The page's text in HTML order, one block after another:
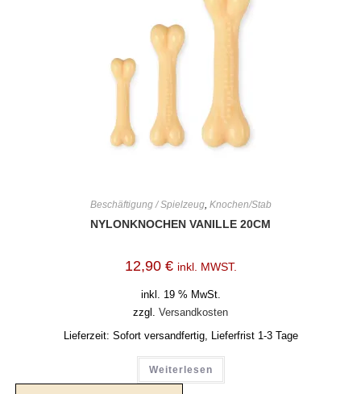
Beschäftigung / Spielzeug, Knochen/Stab
NYLONKNOCHEN VANILLE 20CM
12,90 € inkl. MWST.
inkl. 19 % MwSt.
zzgl. Versandkosten
Lieferzeit: Sofort versandfertig, Lieferfrist 1-3 Tage
Weiterlesen